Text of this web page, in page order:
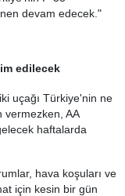
devam edecek."
edilecek
uçağı Türkiye'nin ne
vermezken, AA
haftalarda
hava koşuları ve
için kesin bir gün